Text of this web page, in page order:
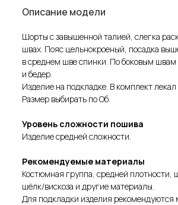
Описание модели
Шорты с завышенной талией, слегка
швах. Пояс цельнокроеный, посадка
в среднем шве спинки. По боковым
и бедер.
Изделие на подкладке. В комплект
Размер выбирать по Об.
Уровень сложности пошива
Изделие средней сложности.
Рекомендуемые материалы
Костюмная группа, средней плотности,
шёлк/вискоза и другие материалы.
Для подкладки изделия рекомендуются